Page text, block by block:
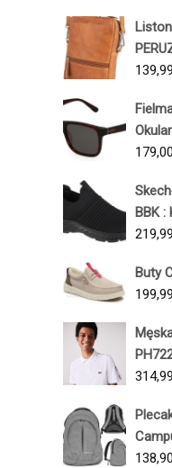
139,99
179,00
BBK
219,99
Buty
199,99
314,99
138,90